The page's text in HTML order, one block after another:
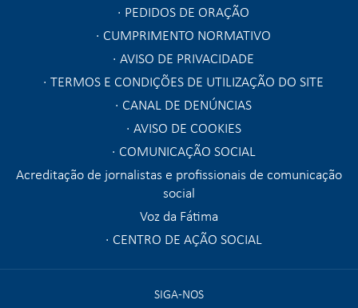
PEDIDOS DE ORAÇÃO
CUMPRIMENTO NORMATIVO
AVISO DE PRIVACIDADE
TERMOS E CONDIÇÕES DE UTILIZAÇÃO DO SITE
CANAL DE DENÚNCIAS
AVISO DE COOKIES
COMUNICAÇÃO SOCIAL
Acreditação de jornalistas e profissionais de comunicação
social
Voz da Fátima
CENTRO DE AÇÃO SOCIAL
SIGA-NOS